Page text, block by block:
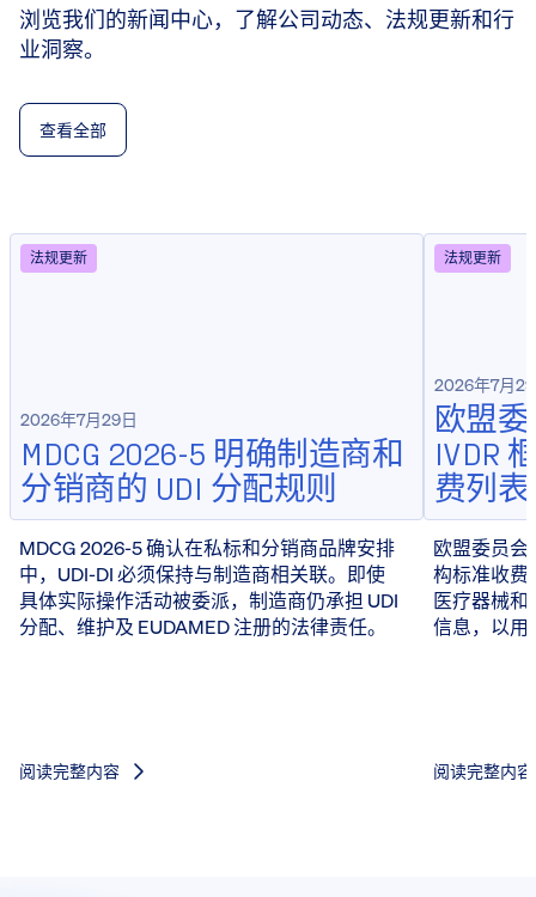
浏览我们的新闻中心，了解公司动态、法规更新和行
业洞察。
查看全部
法规更新
2026年7月29日
MDCG 2026-5 明确制造商和
分销商的 UDI 分配规则
MDCG 2026-5 确认在私标和分销商品牌安排
中，UDI-DI 必须保持与制造商相关联。即使
具体实际操作活动被委派，制造商仍承担 UDI
分配、维护及 EUDAMED 注册的法律责任。
阅读完整内容
法规更新
2026年7月
欧盟委
IVDR
费列表
欧盟委员会
构标准收费
医疗器械和
信息，以用
阅读完整内容